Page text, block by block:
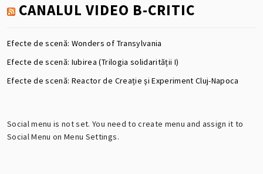
CANALUL VIDEO B-CRITIC
Efecte de scenă: Wonders of Transylvania
Efecte de scenă: Iubirea (Trilogia solidarității I)
Efecte de scenă: Reactor de Creație și Experiment Cluj-Napoca
Social menu is not set. You need to create menu and assign it to
Social Menu on Menu Settings.